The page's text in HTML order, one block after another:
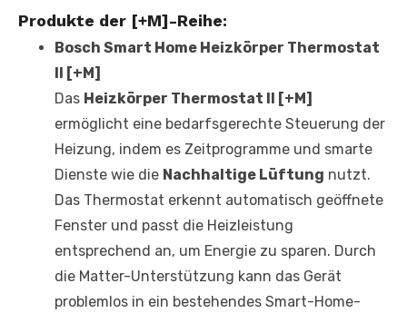
Produkte der [+M]-Reihe:
Bosch Smart Home Heizkörper Thermostat
II [+M]
Das Heizkörper Thermostat II [+M]
ermöglicht eine bedarfsgerechte Steuerung der
Heizung, indem es Zeitprogramme und smarte
Dienste wie die Nachhaltige Lüftung nutzt.
Das Thermostat erkennt automatisch geöffnete
Fenster und passt die Heizleistung
entsprechend an, um Energie zu sparen. Durch
die Matter-Unterstützung kann das Gerät
problemlos in ein bestehendes Smart-Home-